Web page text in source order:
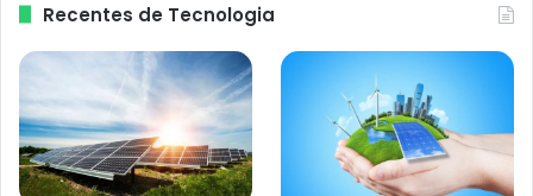
Recentes de Tecnologia